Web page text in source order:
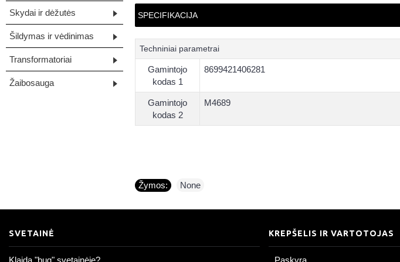
Skydai ir dėžutės
Šildymas ir vėdinimas
Transformatoriai
Žaibosauga
SPECIFIKACIJA
Techniniai parametrai
Gamintojo
kodas 1
8699421406281
Gamintojo
kodas 2
M4689
Žymos: None
SVETAINĖ
Klaida "bug" svetainėje?
KREPŠELIS IR VARTOTOJAS
Paskyra